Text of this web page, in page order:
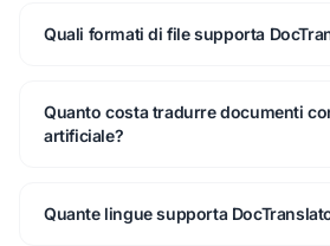
Quali formati di file supporta
Quanto costa tradurre documenti
artificiale?
Quante lingue supporta